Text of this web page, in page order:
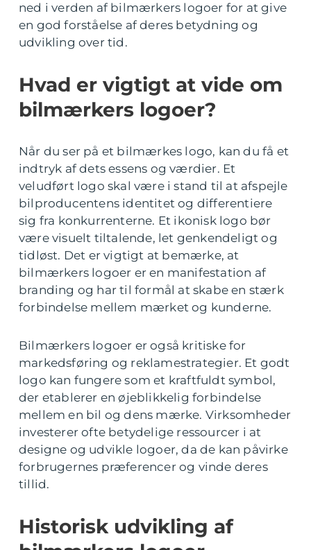
ned i verden af bilmærkers logoer for at give
en god forståelse af deres betydning og
udvikling over tid.
Hvad er vigtigt at vide om
bilmærkers logoer?
Når du ser på et bilmærkes logo, kan du få et
indtryk af dets essens og værdier. Et
veludført logo skal være i stand til at afspejle
bilproducentens identitet og differentiere
sig fra konkurrenterne. Et ikonisk logo bør
være visuelt tiltalende, let genkendeligt og
tidløst. Det er vigtigt at bemærke, at
bilmærkers logoer er en manifestation af
branding og har til formål at skabe en stærk
forbindelse mellem mærket og kunderne.
Bilmærkers logoer er også kritiske for
markedsføring og reklamestrategier. Et godt
logo kan fungere som et kraftfuldt symbol,
der etablerer en øjeblikkelig forbindelse
mellem en bil og dens mærke. Virksomheder
investerer ofte betydelige ressourcer i at
designe og udvikle logoer, da de kan påvirke
forbrugernes præferencer og vinde deres
tillid.
Historisk udvikling af